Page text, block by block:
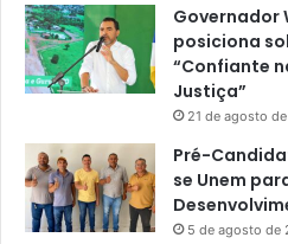
Governador
posiciona
“Confiante
Justiça”
21 de agosto
Pré-
se Unem
5 de agosto de